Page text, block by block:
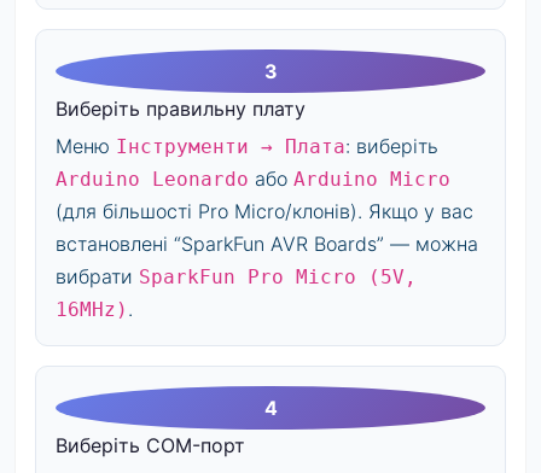
Виберіть правильну плату
Меню Інструменти → Плата: виберіть
Arduino Leonardo або Arduino Micro
(для більшості Pro Micro/клонів). Якщо у вас
встановлені “SparkFun AVR Boards” — можна
вибрати SparkFun Pro Micro (5V,
16MHz) .
Виберіть COM-порт